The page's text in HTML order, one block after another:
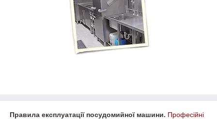
Правила експлуатації посудомийної машини. Професійні